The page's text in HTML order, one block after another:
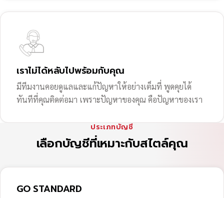
เราไม่ได้หลับไปพร้อมกับคุณ
มีทีมงานคอยดูแลและแก้ปัญหาให้อย่างเต็มที่ พูดคุยได้
ทันทีที่คุณติดต่อมา เพราะปัญหาของคุณ คือปัญหาของเรา
ประเภทบัญชี
เลือกบัญชีที่เหมาะกับสไตล์คุณ
GO STANDARD